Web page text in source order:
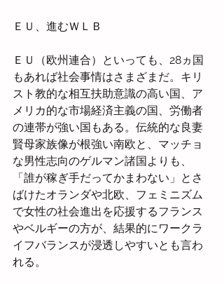
ＥＵ、進むＷＬＢ
ＥＵ（欧州連合）といっても、28ヵ国
もあれば社会事情はさまざまだ。キリ
スト教的な相互扶助意識の高い国、ア
メリカ的な市場経済主義の国、労働者
の連帯が強い国もある。伝統的な良妻
賢母家族像が根強い南欧と、マッチョ
な男性志向のゲルマン諸国よりも、
「誰が稼ぎ手だってかまわない」とさ
ばけたオランダや北欧、フェミニズム
で女性の社会進出を応援するフランス
やベルギーの方が、結果的にワークラ
イフバランスが浸透しやすいとも言わ
れる。